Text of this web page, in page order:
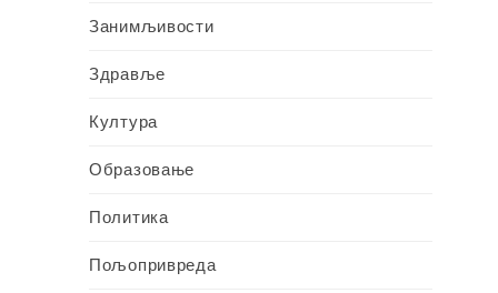
Занимљивости
Здравље
Култура
Образовање
Политика
Пољопривреда